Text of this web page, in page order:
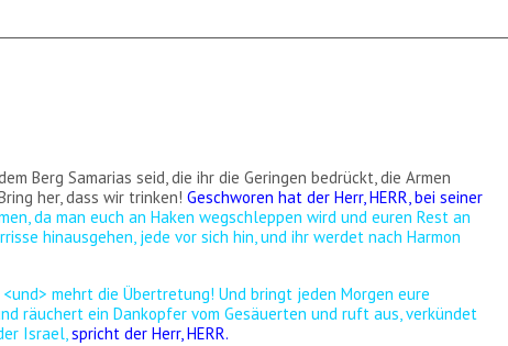
Berg Samarias seid, die ihr die Geringen bedrückt, die Armen
her, dass wir trinken!Geschworen hat der Herr, HERR, bei seiner
da man euch an Haken wegschleppen wird und euren Rest an
hinausgehen, jede vor sich hin, und ihr werdet nach Harmon
mehrt die Übertretung! Und bringt jeden Morgen eure
räuchert ein Dankopfer vom Gesäuerten und ruft aus, verkündet
Israel, spricht der Herr, HERR.